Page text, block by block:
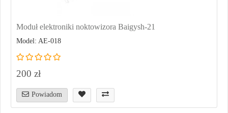
Moduł elektroniki noktowizora Baigysh-21
Model: AE-018
200 zł
Powiadom